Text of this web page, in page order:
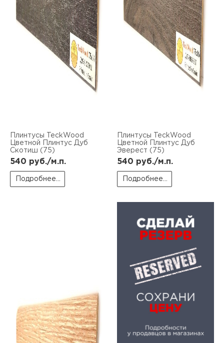
Плинтусы TeckWood
Цветной Плинтус Дуб
Скотиш (75)
540 руб./м.п.
Подробнее...
Плинтусы TeckWood
Цветной Плинтус Дуб
Эверест (75)
540 руб./м.п.
Подробнее...